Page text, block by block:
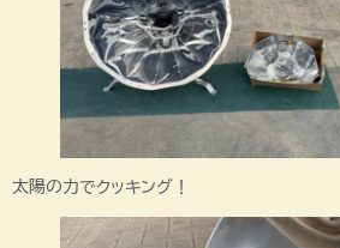
太陽の力でクッキング！